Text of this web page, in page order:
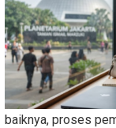
baiknya, proses